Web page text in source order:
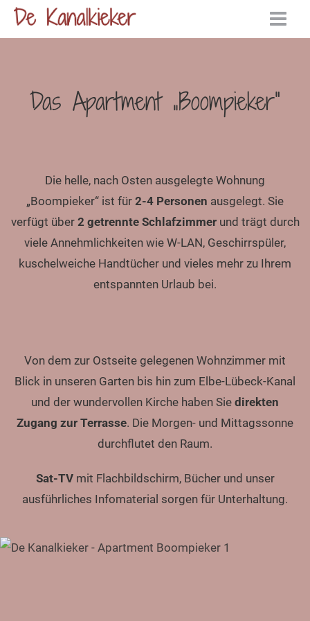
Zum
Das Apartment „Boompieker“
Die helle, nach Osten ausgelegte Wohnung
„Boompieker“ ist für 2-4 Personen ausgelegt. Sie
verfügt über 2 getrennte Schlafzimmerund trägt durch
viele Annehmlichkeiten wie W-LAN, Geschirrspüler,
kuschelweiche Handtücher und vieles mehr zu Ihrem
entspannten Urlaub bei.
Von dem zur Ostseite gelegenen Wohnzimmer mit
Blick in unseren Garten bis hin zum Elbe-Lübeck-Kanal
und der wundervollen Kirche haben Sie direkten
Zugang zur Terrasse. Die Morgen- und Mittagssonne
durchflutet den Raum.
Sat-TVmit Flachbildschirm, Bücher und unser
ausführliches Infomaterial sorgen für Unterhaltung.